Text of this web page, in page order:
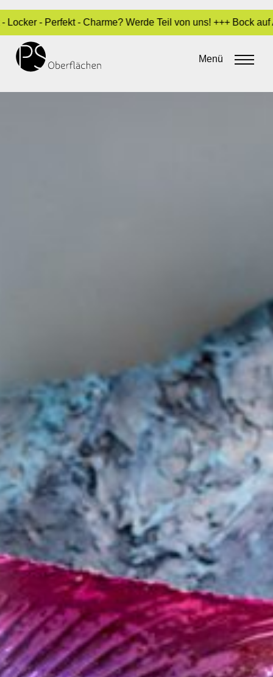
- Charme? Werde Teil von uns! +++ Bock auf
Menü